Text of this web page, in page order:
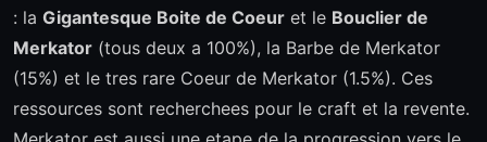
: la Gigantesque Boite de Coeur et le Bouclier de
Merkator (tous deux a 100%), la Barbe de Merkator
(15%) et le tres rare Coeur de Merkator (1.5%). Ces
ressources sont recherchees pour le craft et la revente.